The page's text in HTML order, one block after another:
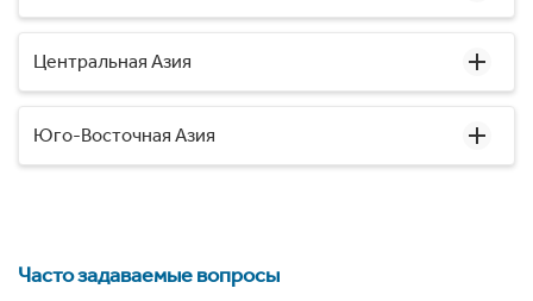
Центральная Азия
Юго-Восточная Азия
Часто задаваемые вопросы